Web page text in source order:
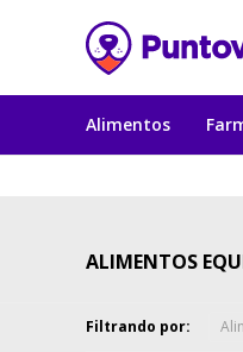
Alimentos
ALIMENTOS
Filtrando por: